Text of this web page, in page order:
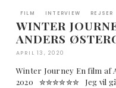
FILM INTERVIEW REJSER
WINTER
ANDERS
APRIL 13, 2020
Winter Journey En film af
2020 ✮✮✮✮✮✮ Jeg vil gå